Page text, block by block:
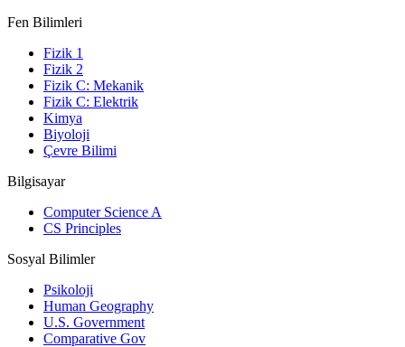
Fen Bilimleri
Fizik 1
Fizik 2
Fizik C: Mekanik
Fizik C: Elektrik
Kimya
Biyoloji
Çevre Bilimi
Bilgisayar
Computer Science A
CS Principles
Sosyal Bilimler
Psikoloji
Human Geography
U.S. Government
Comparative Gov